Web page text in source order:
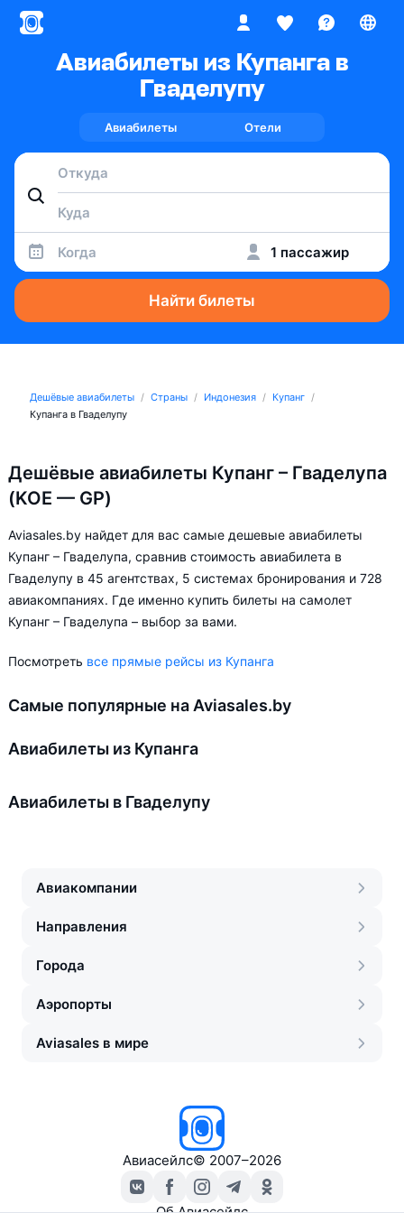
Авиабилеты из Купанга в
Гваделупу
Авиабилеты Отели
Когда 1 пассажир
Найти билеты
Дешёвые авиабилеты Страны Индонезия
Купанг
Купанга в Гваделупу
Дешёвые авиабилеты Купанг – Гваделупа
(KOE — GP)
Aviasales.by найдет для вас самые дешевые авиабилеты
Купанг – Гваделупа, сравнив стоимость авиабилета в
Гваделупу в 45 агентствах, 5 системах бронирования и 728
авиакомпаниях. Где именно купить билеты на самолет
Купанг – Гваделупа – выбор за вами.
Посмотреть все прямые рейсы из Купанга
Самые популярные на Aviasales.by
Авиабилеты из Купанга
Авиабилеты в Гваделупу
Авиакомпании
Направления
Города
Аэропорты
Aviasales в мире
Авиасейлс© 2007–2026